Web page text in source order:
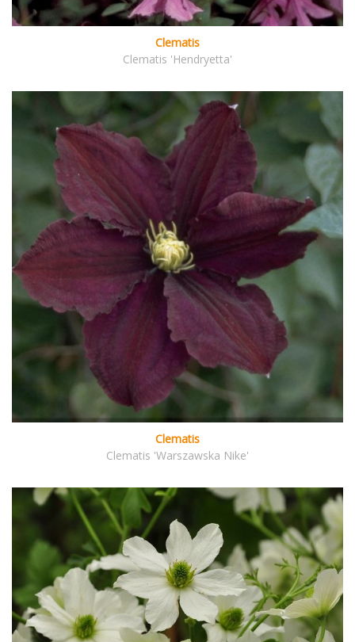
Clematis
Clematis 'Hendryetta'
Clematis
Clematis 'Warszawska Nike'